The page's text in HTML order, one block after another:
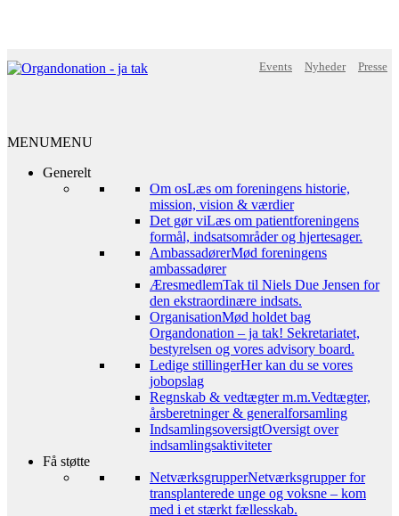
Events Nyheder Presse
MENUMENU
Generelt
Om osLæs om foreningens historie,
mission, vision & værdier
Det gør viLæs om patientforeningens
formål, indsatsområder og hjertesager.
AmbassadørerMød foreningens
ambassadører
ÆresmedlemTak til Niels Due Jensen for
den ekstraordinære indsats.
OrganisationMød holdet bag
Organdonation – ja tak! Sekretariatet,
bestyrelsen og vores advisory board.
Ledige stillingerHer kan du se vores
jobopslag
Regnskab & vedtægter m.m.Vedtægter,
årsberetninger & generalforsamling
IndsamlingsoversigtOversigt over
indsamlingsaktiviteter
Få støtte
NetværksgrupperNetværksgrupper for
transplanterede unge og voksne – kom
med i et stærkt fællesskab.